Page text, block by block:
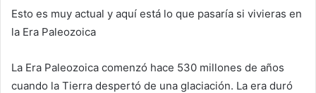
Esto es muy actual y aquí está lo que pasaría si vivieras en
la Era Paleozoica
La Era Paleozoica comenzó hace 530 millones de años
cuando la Tierra despertó de una glaciación. La era duró